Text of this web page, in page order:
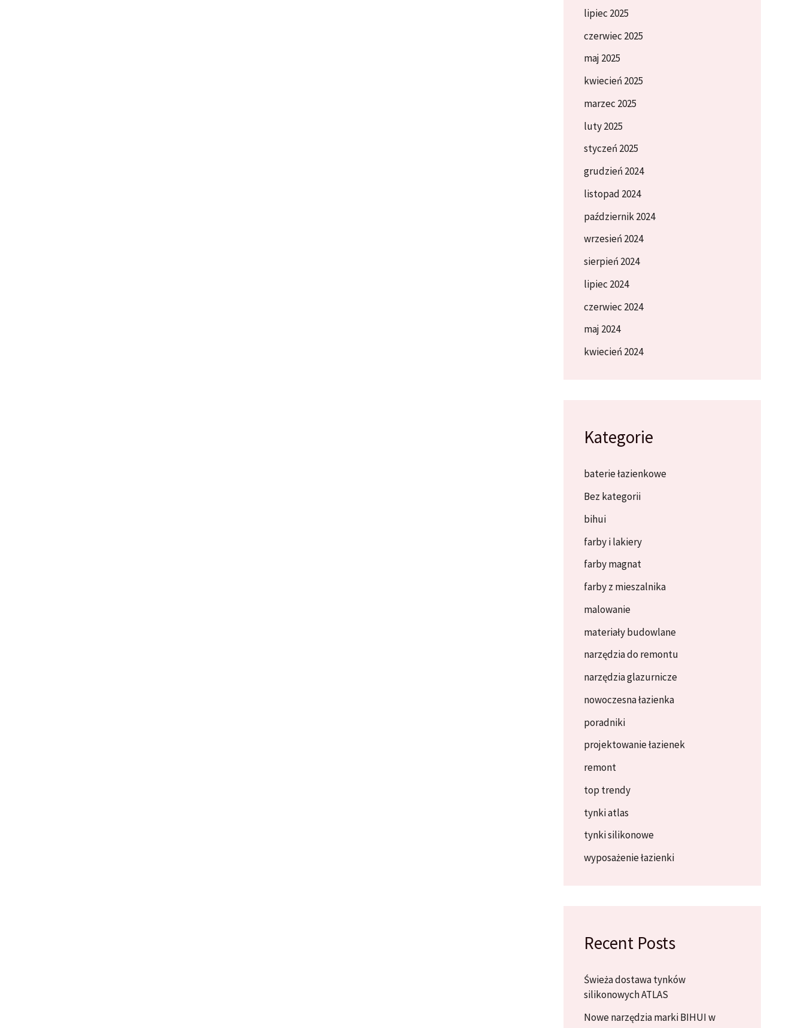
lipiec 2025
czerwiec 2025
maj 2025
kwiecień 2025
marzec 2025
luty 2025
styczeń 2025
grudzień 2024
listopad 2024
październik 2024
wrzesień 2024
sierpień 2024
lipiec 2024
czerwiec 2024
maj 2024
kwiecień 2024
Kategorie
baterie łazienkowe
Bez kategorii
bihui
farby i lakiery
farby magnat
farby z mieszalnika
malowanie
materiały budowlane
narzędzia do remontu
narzędzia glazurnicze
nowoczesna łazienka
poradniki
projektowanie łazienek
remont
top trendy
tynki atlas
tynki silikonowe
wyposażenie łazienki
Recent Posts
Świeża dostawa tynków
silikonowych ATLAS
Nowe narzędzia marki BIHUI w